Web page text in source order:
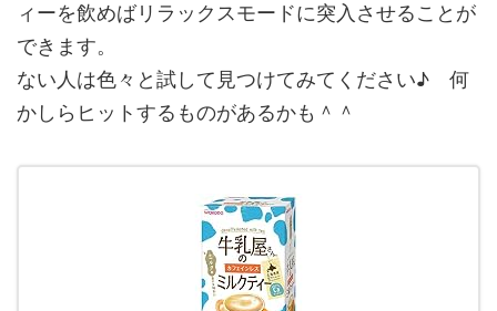
ィーを飲めばリラックスモードに突入させることが
できます。
ない人は色々と試して見つけてみてください♪ 何
かしらヒットするものがあるかも＾＾